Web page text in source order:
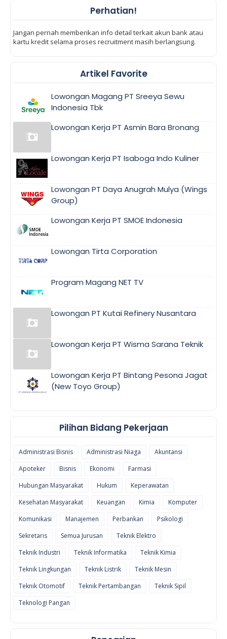
Perhatian!
Jangan pernah memberikan info detail terkait akun bank atau
kartu kredit selama proses recruitment masih berlangsung.
Artikel Favorite
Lowongan Magang PT Sreeya Sewu
Indonesia Tbk
Lowongan Kerja PT Asmin Bara Bronang
Lowongan Kerja PT Isaboga Indo Kuliner
Lowongan PT Daya Anugrah Mulya (Wings
Group)
Lowongan Kerja PT SMOE Indonesia
Lowongan Tirta Corporation
Program Magang NET TV
Lowongan PT Kutai Refinery Nusantara
Lowongan Kerja PT Wisma Sarana Teknik
Lowongan Kerja PT Bintang Pesona Jagat
(New Toyo Group)
Pilihan Bidang Pekerjaan
Administrasi Bisnis Administrasi Niaga
Akuntansi
Apoteker
Bisnis Ekonomi
Farmasi
Hubungan Masyarakat
Hukum
Keperawatan
Kesehatan Masyarakat
Keuangan Kimia
Komputer
Komunikasi
Manajemen Perbankan
Psikologi
Sekretaris
Semua Jurusan
Teknik Elektro
Teknik Industri
Teknik Informatika
Teknik Kimia
Teknik Lingkungan
Teknik Listrik
Teknik Mesin
Teknik Otomotif
Teknik Pertambangan
Teknik Sipil
Teknologi Pangan